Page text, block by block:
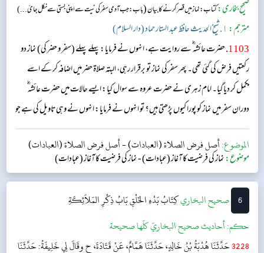
صحیح بخاری:کتاب: نماز میں قصر کرنے کا بیان(باب: جب آدمی سفر کی نیت سے اپنی بستی سے نکل جائ...)
مترجم: ١. شیخ الحدیث حافظ عبد الستار حماد (دار السلام)
1103 . حضرت عائشہ‬ ؓ س‬ے روایت ہے، انہوں نے فرمایا: پہلے پہلے (سفر و حضر کی) نماز دو
رکعتیں فرض کی گئی تھی۔ پھر سفر کی نماز تو برقرار رہی، البتہ صلاۃ حضر میں اضافہ کر کے اسے
مکمل کر دیا گیا۔ امام زہری نے حضرت عروہ سے سوال کیا: ایسے حالات میں حضرت عائشہ‬ ؓ
د‬وران سفر میں نماز کو پورا کیوں پڑھتی ہیں؟ تو انہوں نے فرمایا: انہوں نے وہی تاویل کی ہے جو
حضرت عثمان ؓ کرتے تھے۔...
الموضوع:أصل فرض الصلاة (العبادات)-أصل فرض الصلاة (العبادات)
موضوع:نماز کی فرضیت کا آغاز (عبادات)-نماز کی فرضیت کا آغاز (عبادات)
6 ‌‌صحيح البخاريكِتَابُ بَدْءِ الخَلْقِبَابُ ذِكْرِ المَلاَئِكَةِ
حکم:أحاديث صحيح البخاريّ كلّها صحيحة
3228حَدَّثَنَا هُدْبَةُ بْنُ خَالِدٍ، حَدَّثَنَا هَمَّامٌ، عَنْ قَتَادَةَ، ح وقَالَ لِي خَلِيفَةُ: حَدَّثَنَا